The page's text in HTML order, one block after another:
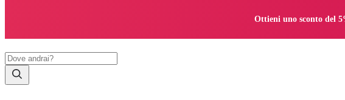
Ottieni uno sconto del